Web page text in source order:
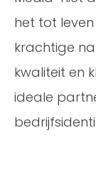
het tot
krachtige
kwaliteit en
ideale